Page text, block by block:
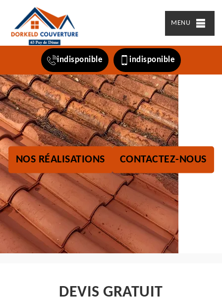
MENU
indisponible indisponible
NOS RÉALISATIONS CONTACTEZ-NOUS
DEVIS GRATUIT